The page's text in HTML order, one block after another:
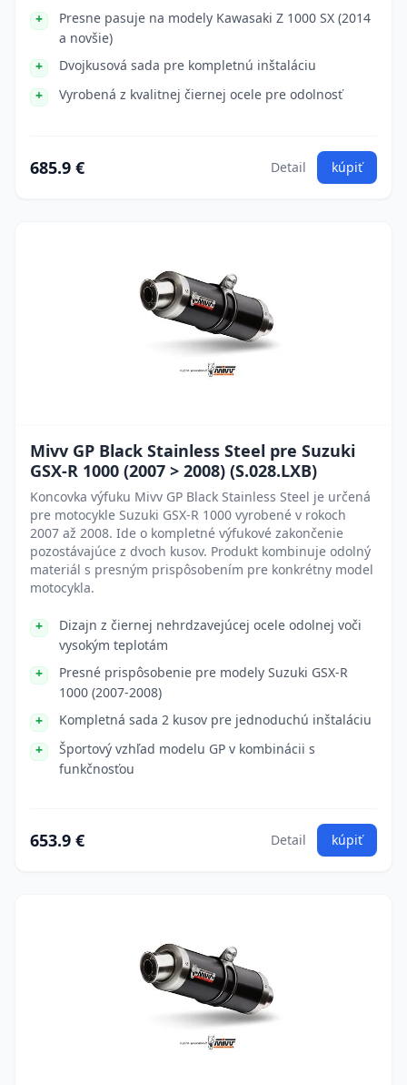
Presne pasuje na modely Kawasaki Z 1000 SX (2014
a novšie)
Dvojkusová sada pre kompletnú inštaláciu
Vyrobená z kvalitnej čiernej ocele pre odolnosť
685.9 € Detail kúpiť
Mivv GP Black Stainless Steel pre Suzuki
GSX-R 1000 (2007 > 2008) (S.028.LXB)
Koncovka výfuku Mivv GP Black Stainless Steel je určená
pre motocykle Suzuki GSX-R 1000 vyrobené v rokoch
2007 až 2008. Ide o kompletné výfukové zakončenie
pozostávajúce z dvoch kusov. Produkt kombinuje odolný
materiál s presným prispôsobením pre konkrétny model
motocykla.
Dizajn z čiernej nehrdzavejúcej ocele odolnej voči
vysokým teplotám
Presné prispôsobenie pre modely Suzuki GSX-R
1000 (2007-2008)
Kompletná sada 2 kusov pre jednoduchú inštaláciu
Športový vzhľad modelu GP v kombinácii s
funkčnosťou
653.9 € Detail kúpiť